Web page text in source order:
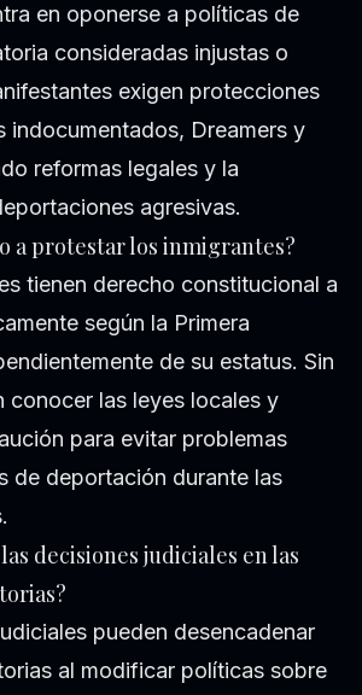
en oponerse a políticas de
consideradas injustas o
exigen protecciones
indocumentados, Dreamers y
reformas legales y la
agresivas.
a protestar los inmigrantes?
tienen derecho constitucional a
según la Primera
de su estatus. Sin
conocer las leyes locales y
para evitar problemas
de deportación durante las
decisiones judiciales en las
pueden desencadenar
al modificar políticas sobre